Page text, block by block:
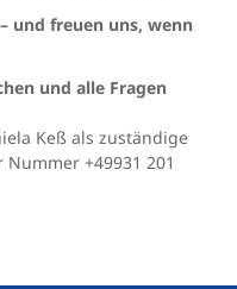
und freuen uns, wenn
und alle Fragen
Keß als zuständige
+49931 201